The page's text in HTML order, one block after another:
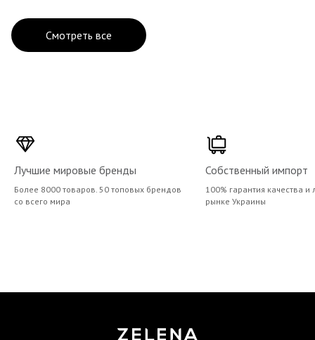
Смотреть все
Лучшие мировые бренды
Более 8000 товаров. 50 топовых брендов
со всего мира
Собственный импорт
100% гарантия качества
рынке Украины